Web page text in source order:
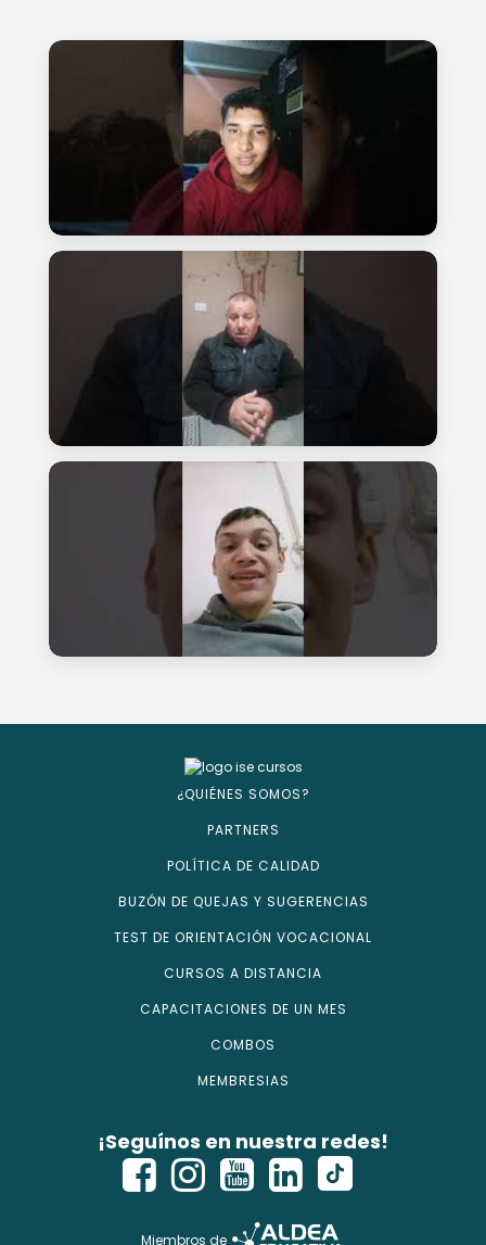
¿QUIÉNES SOMOS?
PARTNERS
POLÍTICA DE CALIDAD
BUZÓN DE QUEJAS Y SUGERENCIAS
TEST DE ORIENTACIÓN VOCACIONAL
CURSOS A DISTANCIA
CAPACITACIONES DE UN MES
COMBOS
MEMBRESIAS
¡Seguínos en nuestra redes!
Miembros de